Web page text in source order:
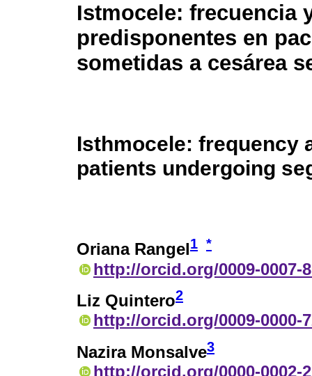
Istmocele: frecuencia
predisponentes en
sometidas a cesárea
Isthmocele: frequency
patients undergoing
Oriana Rangel1 *
http://orcid.org/0009-0007-
Liz Quintero2
http://orcid.org/0009-0000-
Nazira Monsalve3
http://orcid.org/0000-0002-